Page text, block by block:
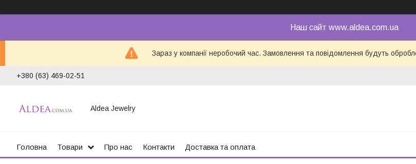
Наш сайт www.aldea.com.ua
Зараз у компанії неробочий час. Замовлення та повідомлення будуть
+380 (63) 469-02-51
Aldea Jewelry
Головна Товари Про нас Контакти Доставка та оплата